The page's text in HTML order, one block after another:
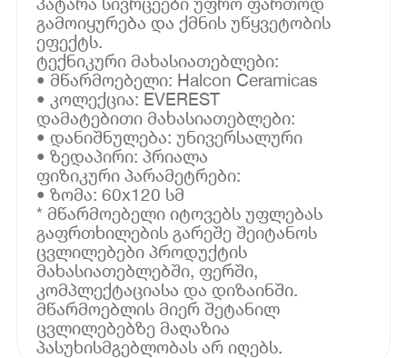
გამოიყურება და ქმნის უწყვეტობის
ეფექტს.
ტექნიკური მახასიათებლები:
• მწარმოებელი: Halcon Ceramicas
• კოლექცია: EVEREST
დამატებითი მახასიათებლები:
• დანიშნულება: უნივერსალური
• ზედაპირი: პრიალა
ფიზიკური პარამეტრები:
• ზომა: 60x120 სმ
* მწარმოებელი იტოვებს უფლებას
გაფრთხილების გარეშე შეიტანოს
ცვლილებები პროდუქტის
მახასიათებლებში, ფერში,
კომპლექტაციასა და დიზაინში.
მწარმოებლის მიერ შეტანილ
ცვლილებებზე მაღაზია
პასუხისმგებლობას არ იღებს.